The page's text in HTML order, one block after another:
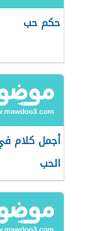
حكم حب
أجمل كلام
الحب